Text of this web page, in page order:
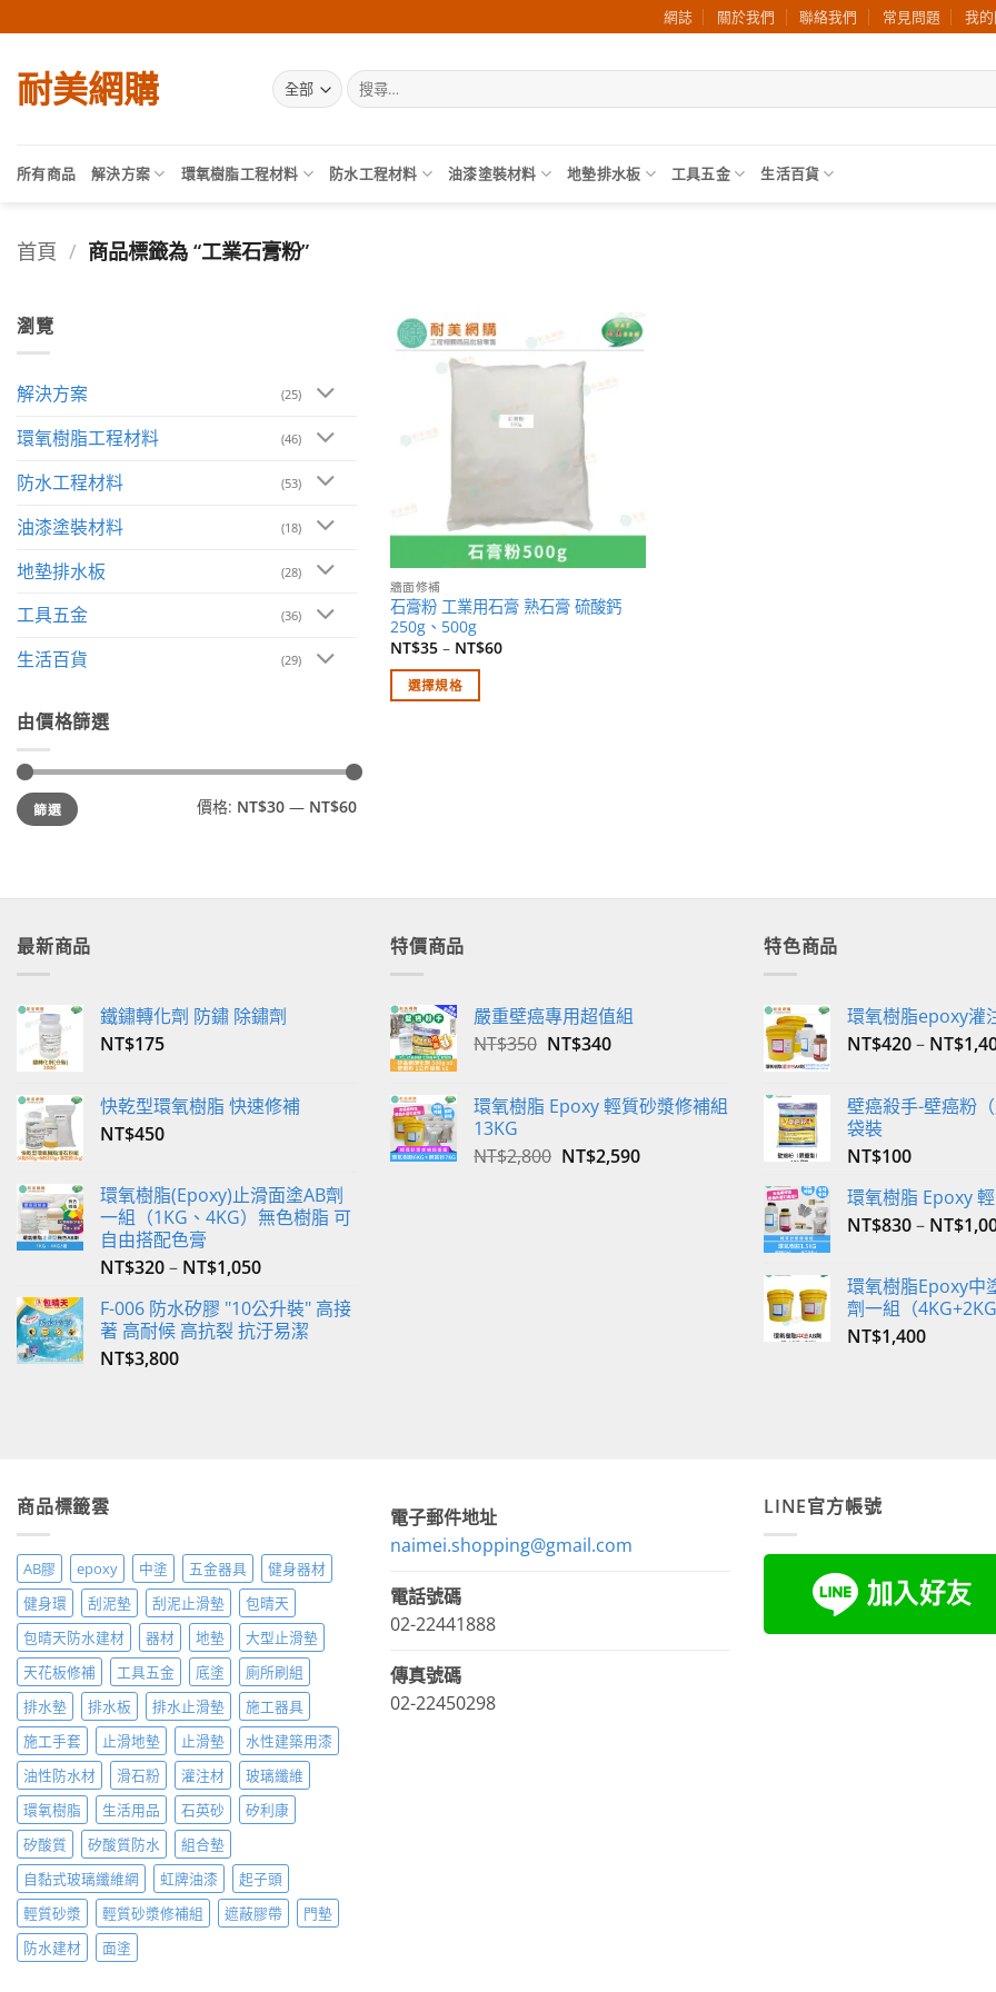
to
content
網誌 關於我們 聯絡我們 常見問題 我
耐美網購
搜
尋
字:
所有商品 解決方案 環氧樹脂工程材料 防水工程材料 油漆塗裝材料 地墊排水板 工具五金 生活百貨
首頁 / 商品標籤為 “工業石膏粉”
瀏覽
解決方案 (25)
環氧樹脂工程材料 (46)
防水工程材料 (53)
油漆塗裝材料 (18)
地墊排水板 (28)
工具五金 (36)
生活百貨 (29)
由價格篩選
最
低
價
最
高
價
篩選 價格: NT$30 — NT$60
願望
牆面修補
石膏粉 工業用石膏 熟石膏 硫酸鈣
250g、500g
NT$35– NT$60
選擇規格
在
產
頁
面
選
擇
選
項
最新商品
鐵鏽轉化劑 防鏽 除鏽劑
NT$175
快乾型環氧樹脂 快速修補
NT$450
環氧樹脂(Epoxy)止滑面塗AB劑
一組（1KG、4KG）無色樹脂 可
自由搭配色膏
NT$320– NT$1,050
F-006 防水矽膠 "10公升裝" 高接
著 高耐候 高抗裂 抗汙易潔
NT$3,800
特價商品
嚴重壁癌專用超值組
NT$350 原
格：
NT$340目
格：
環氧樹脂 Epoxy 輕質砂漿修補組
13KG
NT$2,800 原
NT$2,590目
特色商品
環氧樹脂epoxy灌
NT$420– NT$
壁癌殺手-壁癌粉
袋裝
NT$100
環氧樹脂 Epoxy
NT$830– NT$
環氧樹脂Epoxy中
劑一組（
NT$1,400
商品標籤雲
AB膠 epoxy 中塗 五金器具
健身器材
健身環
刮泥墊 刮泥止滑墊
包晴天
包晴天防水建材
器材 地墊
大型止滑墊
天花板修補
工具五金 底塗
廁所刷組
排水墊
排水板 排水止滑墊
施工器具
施工手套
止滑地墊 止滑墊
水性建築用漆
油性防水材
滑石粉 灌注材
玻璃纖維
環氧樹脂
生活用品 石英砂
矽利康
矽酸質
矽酸質防水
組合墊
自黏式玻璃纖維網
虹牌油漆
起子頭
輕質砂漿
輕質砂漿修補組 遮蔽膠帶
門墊
防水建材
面塗
電子郵件地址
naimei.shopping@gmail.com
電話號碼
02-22441888
傳真號碼
02-22450298
LINE官方帳號